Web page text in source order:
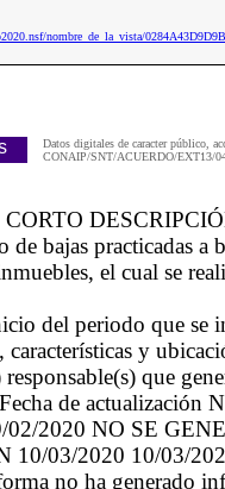
nombre_de_la_vista/
Datos digitales de caracter público,
CONAIP/SNT/ACUERDO/EXT13/
de bajas practicadas
el cual se
del periodo que se
y
responsable(s) que
de actualización
02/2020 NO SE
03/2020 10/03/
no ha generado